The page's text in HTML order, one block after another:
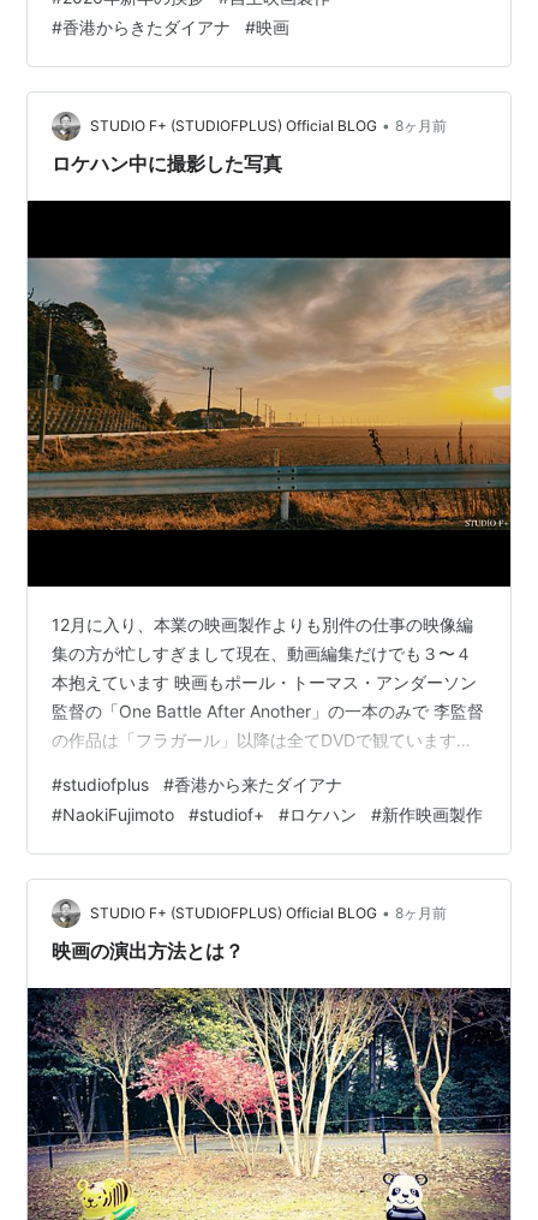
コチラ studiofplus.wixsite.com Vimeoオンデマンドにて
配信中の映画「香港から来たダイアナ」はコチラ
vimeo.com STUDIO F…
#香港からきたダイアナ #映画
STUDIO F+ (STUDIOFPLUS) Official BLOG • 8ヶ月前
ロケハン中に撮影した写真
12月に入り、本業の映画製作よりも別件の仕事の映像編
集の方が忙しすぎまして現在、動画編集だけでも３〜４
本抱えています 映画もポール・トーマス・アンダーソン
監督の「One Battle After Another」の一本のみで 李監督
の作品は「フラガール」以降は全てDVDで観ています
評で興行収入も惨敗したようですが、ようやく巻き返し
た感じでしょうか さて、他人の映画作品ばかり評価して
も仕方がないので いつ撮影してもいいようにと脚本とロ
ケハンは行っていたりします 脚本を書くのもひとりです
し車を飛ばしてロケハンをするのもひとりです 「スタジ
オひとり」…
#studiofplus #香港から来たダイアナ
#NaokiFujimoto #studiof+ #ロケハン #新作映画製作
STUDIO F+ (STUDIOFPLUS) Official BLOG • 8ヶ月前
映画の演出方法とは？